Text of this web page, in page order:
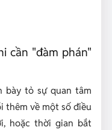
cần "đàm phán"
bày tỏ sự quan tâm
thêm về một số điều
hoặc thời gian bắt